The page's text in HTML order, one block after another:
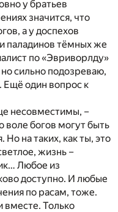
у братьев
значится, что
а у доспехов
паладинов тёмных же
по «Эвриворлду»
сильно подозреваю,
Ещё один вопрос к
несовместимы, –
воле богов могут быть
на таких, как ты, это
жизнь –
Любое из
доступно. И любые
по расам, тоже.
вместе. Только